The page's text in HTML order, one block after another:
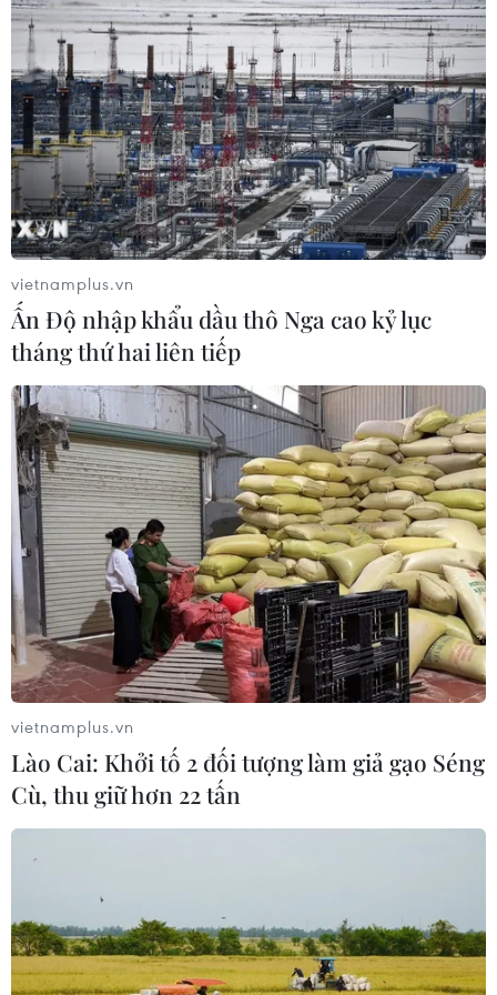
vietnamplus.vn
Ấn Độ nhập khẩu dầu thô Nga cao kỷ lục
tháng thứ hai liên tiếp
vietnamplus.vn
Lào Cai: Khởi tố 2 đối tượng làm giả gạo Séng
Cù, thu giữ hơn 22 tấn